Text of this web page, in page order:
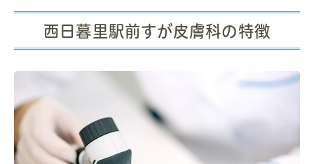
ベースアップ評価料導入のお知らせ
ていただけるように2026年6月1日より「外
来ベースアップ評価料（Ⅰ）」の算定を開始いたしま
昨今の物価高に対応するために、「外来物価対応料」も算定致し
ます。 患者様の負担が増えてしまい（初診時75円、再診時24
円、3割負担の場合）心苦しいのですが、地域の方々の健康増進
西日暮里駅前すが皮膚科の特徴